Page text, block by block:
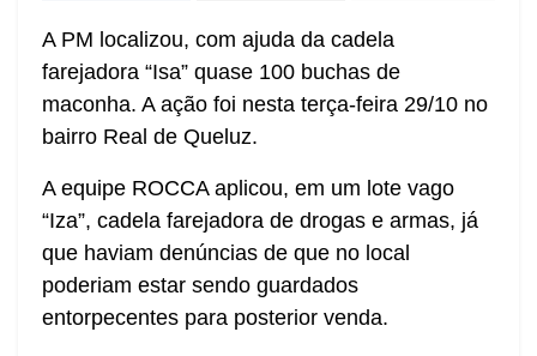
A PM localizou, com ajuda da cadela
farejadora “Isa” quase 100 buchas de
maconha. A ação foi nesta terça-feira 29/10 no
bairro Real de Queluz.
A equipe ROCCA aplicou, em um lote vago
“Iza”, cadela farejadora de drogas e armas, já
que haviam denúncias de que no local
poderiam estar sendo guardados
entorpecentes para posterior venda.